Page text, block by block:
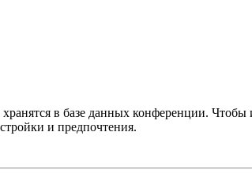
в базе данных конференции.
и предпочтения.